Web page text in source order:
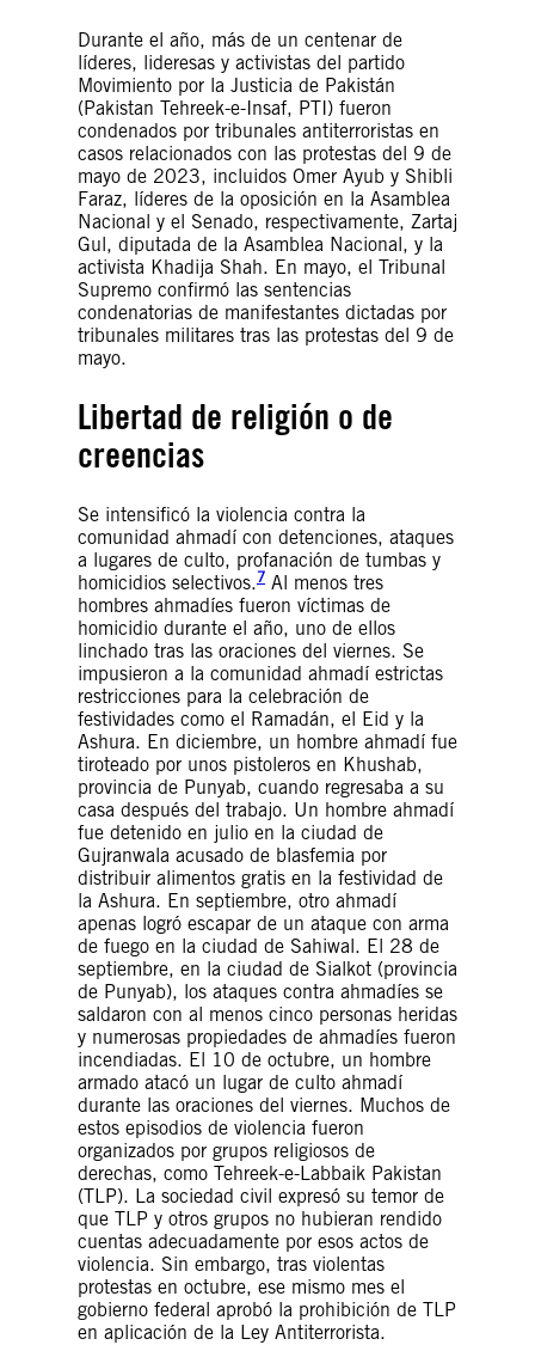
Durante el año, más de un centenar de
líderes, lideresas y activistas del partido
Movimiento por la Justicia de Pakistán
(Pakistan Tehreek-e-Insaf, PTI) fueron
condenados por tribunales antiterroristas en
casos relacionados con las protestas del 9 de
mayo de 2023, incluidos Omer Ayub y Shibli
Faraz, líderes de la oposición en la Asamblea
Nacional y el Senado, respectivamente, Zartaj
Gul, diputada de la Asamblea Nacional, y la
activista Khadija Shah. En mayo, el Tribunal
Supremo confirmó las sentencias
condenatorias de manifestantes dictadas por
tribunales militares tras las protestas del 9 de
mayo.
Libertad de religión o de
creencias
Se intensificó la violencia contra la
comunidad ahmadí con detenciones, ataques
a lugares de culto, profanación de tumbas y
homicidios selectivos.7 Al menos tres
hombres ahmadíes fueron víctimas de
homicidio durante el año, uno de ellos
linchado tras las oraciones del viernes. Se
impusieron a la comunidad ahmadí estrictas
restricciones para la celebración de
festividades como el Ramadán, el Eid y la
Ashura. En diciembre, un hombre ahmadí fue
tiroteado por unos pistoleros en Khushab,
provincia de Punyab, cuando regresaba a su
casa después del trabajo. Un hombre ahmadí
fue detenido en julio en la ciudad de
Gujranwala acusado de blasfemia por
distribuir alimentos gratis en la festividad de
la Ashura. En septiembre, otro ahmadí
apenas logró escapar de un ataque con arma
de fuego en la ciudad de Sahiwal. El 28 de
septiembre, en la ciudad de Sialkot (provincia
de Punyab), los ataques contra ahmadíes se
saldaron con al menos cinco personas heridas
y numerosas propiedades de ahmadíes fueron
incendiadas. El 10 de octubre, un hombre
armado atacó un lugar de culto ahmadí
durante las oraciones del viernes. Muchos de
estos episodios de violencia fueron
organizados por grupos religiosos de
derechas, como Tehreek-e-Labbaik Pakistan
(TLP). La sociedad civil expresó su temor de
que TLP y otros grupos no hubieran rendido
cuentas adecuadamente por esos actos de
violencia. Sin embargo, tras violentas
protestas en octubre, ese mismo mes el
gobierno federal aprobó la prohibición de TLP
en aplicación de la Ley Antiterrorista.